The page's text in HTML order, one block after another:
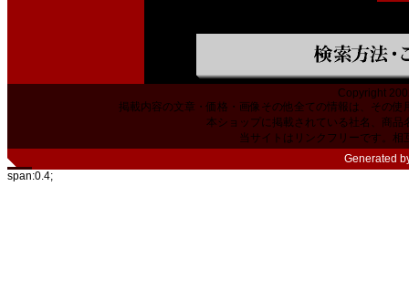
Copyright
掲載内容の文章・価格・画像その他全ての情報は、その
本ショップに掲載されている社名、商
当サイトはリンクフリーです。相
Generated
span:0.4;